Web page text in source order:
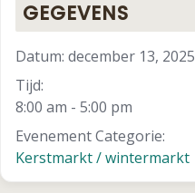
GEGEVENS
Datum: december 13, 2025
Tijd:
8:00 am - 5:00 pm
Evenement Categorie:
Kerstmarkt / wintermarkt